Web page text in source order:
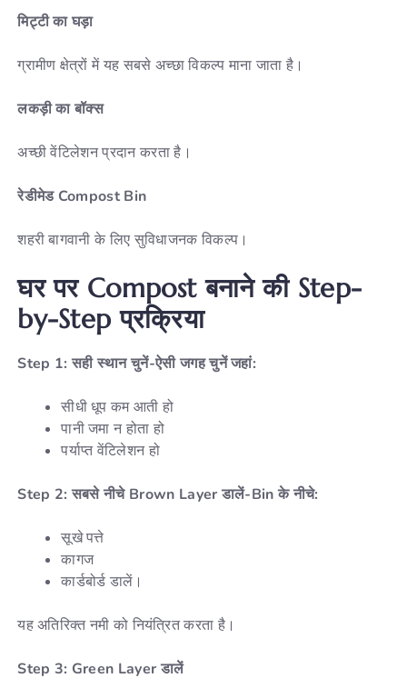
मिट्टी का घड़ा
ग्रामीण क्षेत्रों में यह सबसे अच्छा विकल्प माना जाता है।
लकड़ी का बॉक्स
अच्छी वेंटिलेशन प्रदान करता है।
रेडीमेड Compost Bin
शहरी बागवानी के लिए सुविधाजनक विकल्प।
घर पर Compost बनाने की Step-
by-Step प्रक्रिया
Step 1: सही स्थान चुनें-ऐसी जगह चुनें जहां:
सीधी धूप कम आती हो
पानी जमा न होता हो
पर्याप्त वेंटिलेशन हो
Step 2: सबसे नीचे Brown Layer डालें-Bin के नीचे:
सूखे पत्ते
कागज
कार्डबोर्ड डालें।
यह अतिरिक्त नमी को नियंत्रित करता है।
Step 3: Green Layer डालें